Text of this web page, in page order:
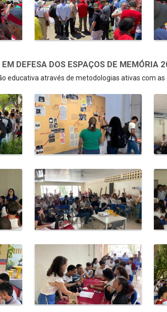
DEFESA DOS ESPAÇOS DE MEMÓRIA
educativa através de metodologias ativas com